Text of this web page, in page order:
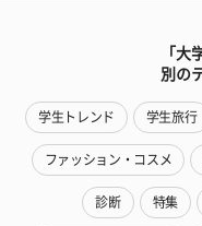
「大
別の
学生トレンド 学生旅行
ファッション・コスメ
診断 特集